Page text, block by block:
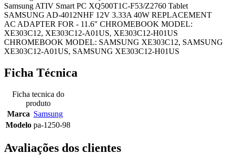
Samsung ATIV Smart PC XQ500T1C-F53/Z2760 Tablet
SAMSUNG AD-4012NHF 12V 3.33A 40W REPLACEMENT
AC ADAPTER FOR - 11.6" CHROMEBOOK MODEL:
XE303C12, XE303C12-A01US, XE303C12-H01US
CHROMEBOOK MODEL: SAMSUNG XE303C12, SAMSUNG
XE303C12-A01US, SAMSUNG XE303C12-H01US
Ficha Técnica
Ficha tecnica do
produto
Marca Samsung
Modelo pa-1250-98
Avaliações dos clientes